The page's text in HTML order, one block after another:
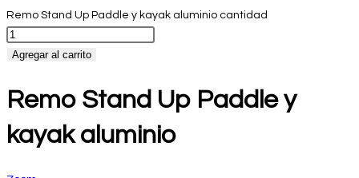
Remo Stand Up Paddle y kayak aluminio cantidad
Agregar al carrito
Remo Stand Up Paddle y
kayak aluminio